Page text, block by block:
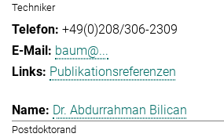
Techniker
+49(0)208/306-2309
baum@...
Publikationsreferenzen
Dr. Abdurrahman Bilican
Postdoktorand